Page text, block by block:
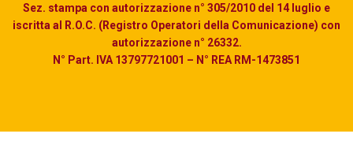
Sez. stampa con autorizzazione n° 305/2010 del 14 luglio e
iscritta al R.O.C. (Registro Operatori della Comunicazione) con
autorizzazione n° 26332.
N° Part. IVA 13797721001 – N° REA RM-1473851